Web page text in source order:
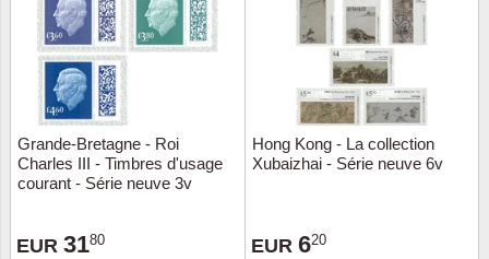
Grande-Bretagne - Roi
Charles III - Timbres d'usage
courant - Série neuve 3v
EUR 3180
Hong Kong - La collection
Xubaizhai - Série neuve 6v
EUR 620
Love
Chine
Chypre